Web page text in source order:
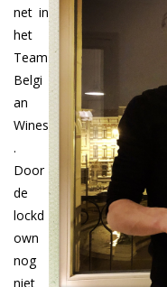
net in
het
Team
Belgi
an
Wines
.
Door
de
lockd
own
nog
niet